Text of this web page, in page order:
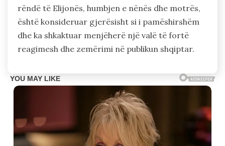
rëndë të Elijonës, humbjen e nënës dhe motrës,
është konsideruar gjerësisht si i pamëshirshëm
dhe ka shkaktuar menjëherë një valë të fortë
reagimesh dhe zemërimi në publikun shqiptar.